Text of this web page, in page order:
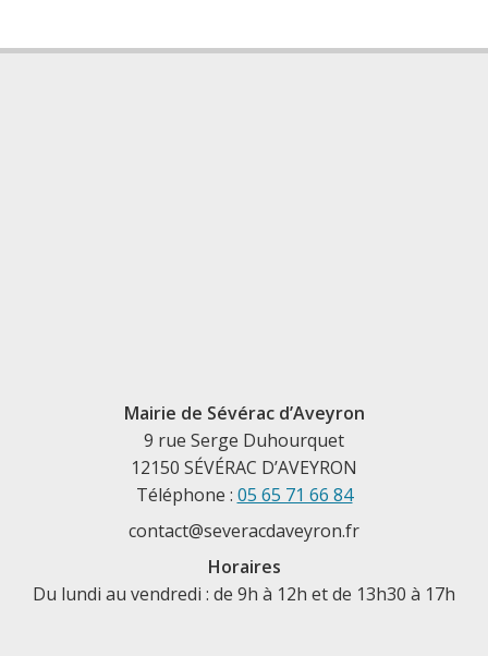
Mairie de Sévérac d’Aveyron
9 rue Serge Duhourquet
12150 SÉVÉRAC D’AVEYRON
Téléphone : 05 65 71 66 84
contact@severacdaveyron.fr
Horaires
Du lundi au vendredi : de 9h à 12h et de 13h30 à 17h